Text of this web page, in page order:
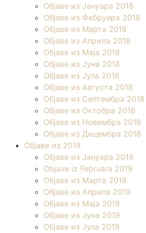
Објаве из Јануара 2018
Објаве из Фебруара 2018
Објаве из Марта 2018
Објаве из Априла 2018
Објаве из Маја 2018
Објаве из Јуна 2018
Објаве из Јула 2018
Објаве из Августа 2018
Објаве из Септембра 2018
Објаве из Октобра 2018
Објаве из Новембра 2018
Објаве из Децембра 2018
Објаве из 2019
Објаве из Јануара 2019
Objave iz Februara 2019
Објаве из Марта 2019
Објаве из Априла 2019
Објаве из Маја 2019
Објаве из Јуна 2019
Објаве из Јула 2019